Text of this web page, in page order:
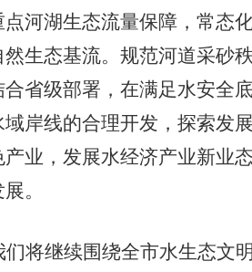
点河湖生态流量保障 ，常态
然生态基流。规范河道采砂
合省级部署，在满足水安全
岸线的合理开发，探索发
业， 发展水经济产业新业
展。
们将继续围绕全市水生态文